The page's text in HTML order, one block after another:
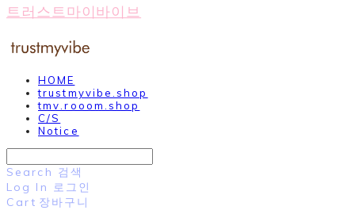
트러스트마이바이브
HOME
trustmyvibe.shop
tmv.rooom.shop
C/S
Notice
Search 검색
Log In 로그인
Cart 장바구니